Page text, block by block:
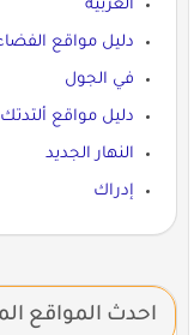
العربية
دليل مواقع الفضاء
في الجول
دليل مواقع ألتدتك
النهار الجديد
إدراك
احدث المواقع